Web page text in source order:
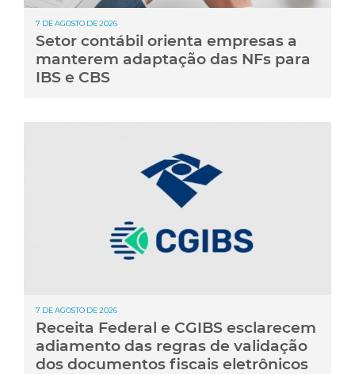
7 DE AGOSTO DE 2026
Setor contábil orienta empresas a
manterem adaptação das NFs para
IBS e CBS
7 DE AGOSTO DE 2026
Receita Federal e CGIBS esclarecem
adiamento das regras de validação
dos documentos fiscais eletrônicos